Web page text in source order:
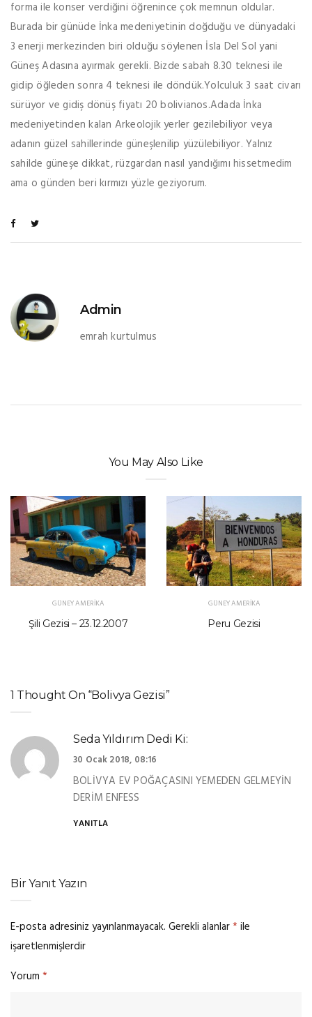
forma ile konser verdiğini öğrenince çok memnun oldular.
Burada bir günüde İnka medeniyetinin doğduğu ve dünyadaki
3 enerji merkezinden biri olduğu söylenen İsla Del Sol yani
Güneş Adasına ayırmak gerekli. Bizde sabah 8.30 teknesi ile
gidip öğleden sonra 4 teknesi ile döndük.Yolculuk 3 saat civarı
sürüyor ve gidiş dönüş fiyatı 20 bolivianos.Adada İnka
medeniyetinden kalan Arkeolojik yerler gezilebiliyor veya
adanın güzel sahillerinde güneşlenilip yüzülebiliyor. Yalnız
sahilde güneşe dikkat, rüzgardan nasıl yandığımı hissetmedim
ama o günden beri kırmızı yüzle geziyorum.
Admin
emrah kurtulmus
You May Also Like
GÜNEY AMERIKA
Şili Gezisi – 23.12.2007
GÜNEY AMERIKA
Peru Gezisi
1 Thought On “Bolivya Gezisi”
Seda Yıldırım Dedi Ki:
30 Ocak 2018, 08:16
BOLİVYA EV POĞAÇASINI YEMEDEN GELMEYİN
DERİM ENFESS
YANITLA
Bir Yanıt Yazın
E-posta adresiniz yayınlanmayacak. Gerekli alanlar* ile
işaretlenmişlerdir
Yorum *